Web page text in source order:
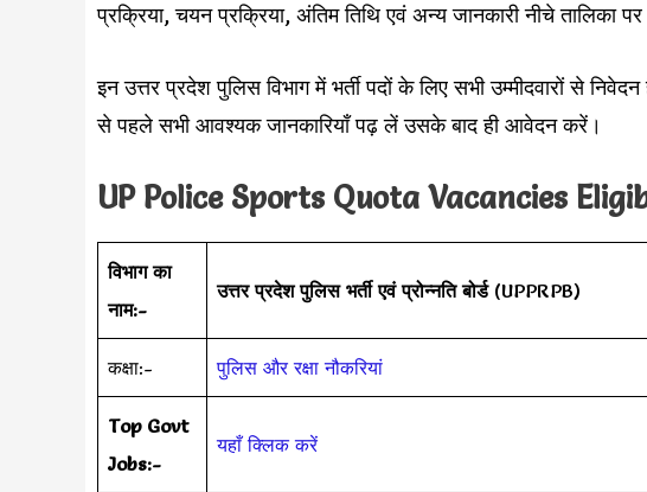
प्रक्रिया, चयन प्रक्रिया, अंतिम तिथि एवं अन्य जानकारी नीचे तालिका
इन उत्तर प्रदेश पुलिस विभाग में भर्ती पदों के लिए सभी उम्मीदवारों से
से पहले सभी आवश्यक जानकारियाँ पढ़ लें उसके बाद ही आवेदन करें।
UP Police Sports Quota Vacancies
विभाग का
नाम:-
उत्तर प्रदेश पुलिस भर्ती एवं प्रोन्नति बोर्ड(UPPRPB)
कक्षा:- पुलिस और रक्षा नौकरियां
Top Govt
Jobs:-
यहाँ क्लिक करें